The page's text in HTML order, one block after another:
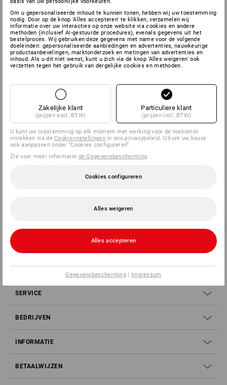
stevige en lichte kunststof frame is zeer geschikt voor
professionele reinigingstaken.
Uitvoering:
Pers
2 emmers à 25 l
Steel (verstelbaar van 80 cm tot 150 cm)
3 vloerwisdoeken
Mophouder en ophanghaak
Informatie van de fabrikant:SPRiNTUS GmbH | Reizenwiesen 1 |
DE 73642 Welzheim | kontakt@sprintus.eu
SERVICE
BEDRIJVEN
INFORMATIE
BETAALWIJZEN
Om u gepersonaliseerde inhoud te kunnen tonen, hebben wij uw toestemming
nodig. Door op de knop 'Alles accepteren' te klikken, verzamelen wij
informatie over uw interacties op onze website via cookies en andere
methoden (inclusief AI-gestuurde procedures), evenals gegevens uit het
bestelproces. Wij gebruiken deze gegevens met name voor de volgende
doeleinden: gepersonaliseerde aanbiedingen en advertenties, nauwkeurige
productaanbevelingen, marktonderzoek en metingen van advertenties en
inhoud. Als u dit niet wenst, kunt u zich via de knop 'Alles weigeren' ook
verzetten tegen het gebruik van dergelijke cookies en methoden.
Zakelijke klant
(prijzen excl. BTW)
Particuliere klant
(prijzen incl. BTW)
U kunt uw toestemming op elk moment met werking voor de toekomst
intrekken via deCookie-instellingenin ons privacybeleid. U kunt uw keuze
ook aanpassen onder “Cookies configureren”.
Zie voor meer informatie de Gegevensbescherming.
Cookies configureren
Alles weigeren
Alles accepteren
Gegevensbescherming | Impressum